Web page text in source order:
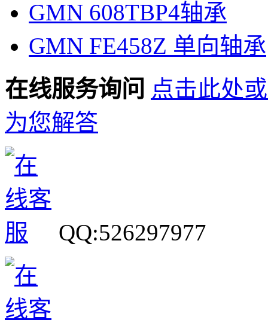
GMN 608TBP4轴承
GMN FE458Z 单向轴承
在线服务询问 点击此处
为您解答
QQ:526297977